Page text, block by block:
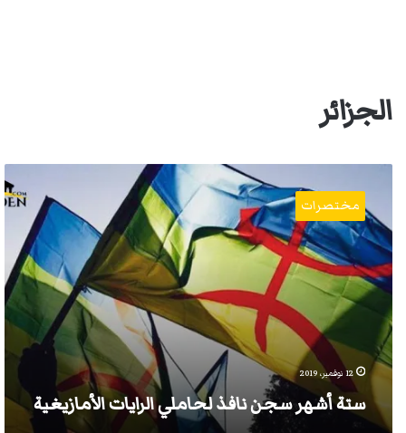
الجزائر
سجن
نافذ
لحاملي
الرايات
الأمازيغية
مختصرات
12 نوفمبر، 2019
ستة أشهر سجن نافذ لحاملي الرايات الأمازيغية